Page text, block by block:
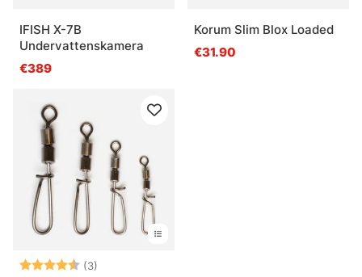
IFISH X-7B
Undervattenskamera
€389
Korum Slim Blox Loaded
€31.90
Note: (3)